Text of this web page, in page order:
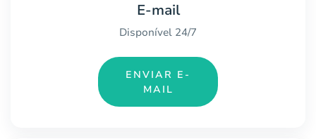
E-mail
Disponível 24/7
ENVIAR E-
MAIL